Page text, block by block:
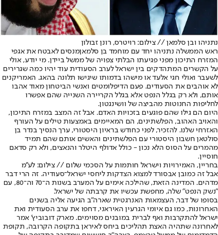
נתניהו ובן סלמאן // צילום: רויטרס, רונן זבולון
ראש הממשלה נתניהו יחד עם מוחמד בן סלמאןמנסים לאבטח את אגפי
המזרח התיכון מפני פגיעתו הבלתי צפויה של ממשל ביידן. מי יודע, אולי
על הקשרים המתהדקים בין ישראל לערב הסעודית עוד יהיו כמה שגרירים
לשעבר ואולי חגי אלעד או מישהו בדמותו שיגישו תלונה בהאג. האמריקנים
לא אוהבים את הסעודים. פעם הדיפלומטים ואנשי הביטחון מאוד אהבו
אותם, ולא רק בגלל הנפט אלא בגלל הקריירה השנייה שהם אפשרו
לחליפות החנוטות מהביצה של וושינגטון.
היום הם גילו שהם פוגעים בזכויות האדם. אבל זה המצב במזרח התיכון,
והאויב האהוב, הפלשתינים, הם המאיימים באמצעות טילים על העורף
האזרחי שלנו. להזכיר, לפני כחודש בראיון היסטורי, ערך הנסיך בנדר בן
סולטאן חשבון היסטורי עם הפלשתינים והאשים אותם שהם תמיד
מהמרים על הסוס הלא נכון - כולל אדולף היטלר והנאצים, ולא רק סדאם
חוסיין.
בחריין, האמירויות וישראל חותמות על הסכמי שלום // צילום: לע''מ
אבל זה כמובן אבסורד למצוא הצדקות ליחסי ישראל־סעודיה. זה הרי דבר
מדהים. המדינה הזאת, שהילכה אימים על המערב בשנות ה־70 וה־80, עם
"נשק הנפט" שלה, מחפשת עכשיו את קרבתה של ישראל.
בסופו של דבר, העצמאות האנרגטית שארה"ב הגיעה אליה בשנים
האחרונות, כמו גם איומי הגרעין האיראני, דחפו את ערב הסעודית ואת
ישראל להתקרבות ואף לברית במובנים מסוימים. מארק דובוביץ' אמר
לאחרונה שתהיה האצת תהליכים ביחס לאיראן בתקופה הקרובה, תקופת